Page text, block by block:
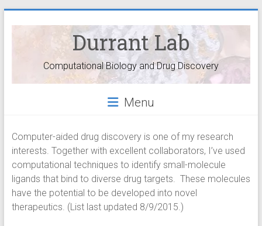
Durrant Lab
Computational Biology and Drug Discovery
Menu
Computer-aided drug discovery is one of my research
interests. Together with excellent collaborators, I’ve used
computational techniques to identify small-molecule
ligands that bind to diverse drug targets. These molecules
have the potential to be developed into novel
therapeutics. (List last updated 8/9/2015.)